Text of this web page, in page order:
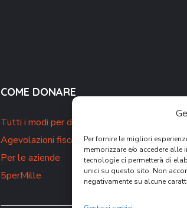
Per fornire le migliori
memorizzare e/o accedere
tecnologie ci permetterà di
unici su questo sito. Non
negativamente su alcune
COME DONARE
Tutti i modi per donare
Agevolazioni fiscali
Per le aziende
5perMille